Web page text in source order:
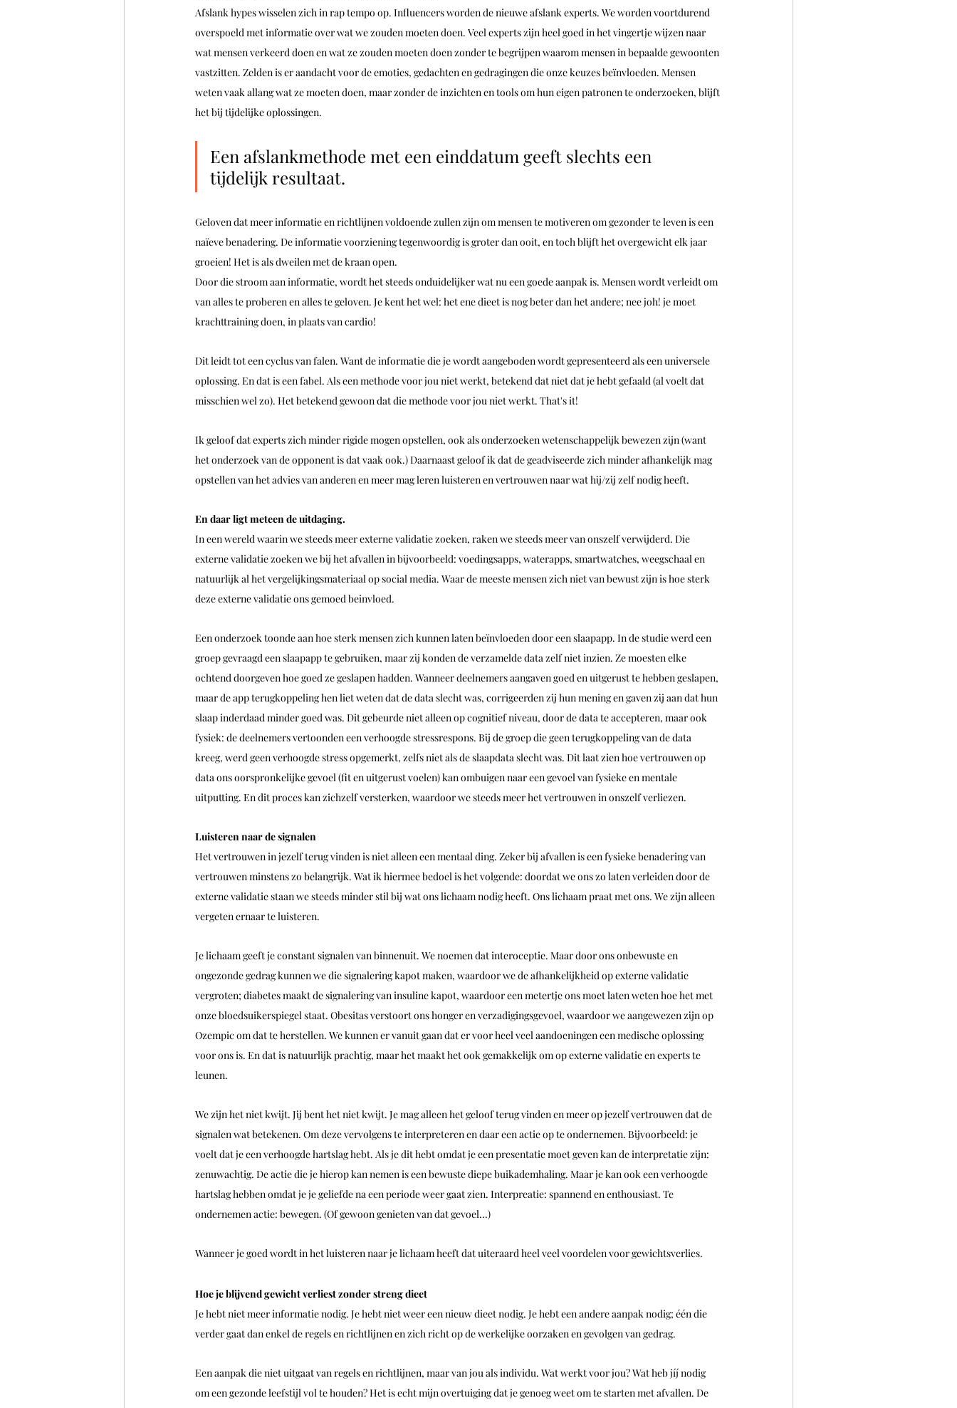
Afslank hypes wisselen zich in rap tempo op. Influencers worden de nieuwe afslank experts. We worden voortdurend
overspoeld met informatie over wat we zouden moeten doen. Veel experts zijn heel goed in het vingertje wijzen naar
wat mensen verkeerd doen en wat ze zouden moeten doen zonder te begrijpen waarom mensen in bepaalde gewoonten
vastzitten. Zelden is er aandacht voor de emoties, gedachten en gedragingen die onze keuzes beïnvloeden. Mensen
weten vaak allang wat ze moeten doen, maar zonder de inzichten en tools om hun eigen patronen te onderzoeken, blijft
het bij tijdelijke oplossingen.
Een afslankmethode met een einddatum geeft slechts een
tijdelijk resultaat.
Geloven dat meer informatie en richtlijnen voldoende zullen zijn om mensen te motiveren om gezonder te leven is een
naïeve benadering. De informatie voorziening tegenwoordig is groter dan ooit, en toch blijft het overgewicht elk jaar
groeien! Het is als dweilen met de kraan open.
Door die stroom aan informatie, wordt het steeds onduidelijker wat nu een goede aanpak is. Mensen wordt verleidt om
van alles te proberen en alles te geloven. Je kent het wel: het ene dieet is nog beter dan het andere; nee joh! je moet
krachttraining doen, in plaats van cardio!
Dit leidt tot een cyclus van falen. Want de informatie die je wordt aangeboden wordt gepresenteerd als een universele
oplossing. En dat is een fabel. Als een methode voor jou niet werkt, betekend dat niet dat je hebt gefaald (al voelt dat
misschien wel zo). Het betekend gewoon dat die methode voor jou niet werkt. That's it!
Ik geloof dat experts zich minder rigide mogen opstellen, ook als onderzoeken wetenschappelijk bewezen zijn (want
het onderzoek van de opponent is dat vaak ook.) Daarnaast geloof ik dat de geadviseerde zich minder afhankelijk mag
opstellen van het advies van anderen en meer mag leren luisteren en vertrouwen naar wat hij/zij zelf nodig heeft.
En daar ligt meteen de uitdaging.
In een wereld waarin we steeds meer externe validatie zoeken, raken we steeds meer van onszelf verwijderd. Die
externe validatie zoeken we bij het afvallen in bijvoorbeeld: voedingsapps, waterapps, smartwatches, weegschaal en
natuurlijk al het vergelijkingsmateriaal op social media. Waar de meeste mensen zich niet van bewust zijn is hoe sterk
deze externe validatie ons gemoed beinvloed.
Een onderzoek toonde aan hoe sterk mensen zich kunnen laten beïnvloeden door een slaapapp. In de studie werd een
groep gevraagd een slaapapp te gebruiken, maar zij konden de verzamelde data zelf niet inzien. Ze moesten elke
ochtend doorgeven hoe goed ze geslapen hadden. Wanneer deelnemers aangaven goed en uitgerust te hebben geslapen,
maar de app terugkoppeling hen liet weten dat de data slecht was, corrigeerden zij hun mening en gaven zij aan dat hun
slaap inderdaad minder goed was. Dit gebeurde niet alleen op cognitief niveau, door de data te accepteren, maar ook
fysiek: de deelnemers vertoonden een verhoogde stressrespons. Bij de groep die geen terugkoppeling van de data
kreeg, werd geen verhoogde stress opgemerkt, zelfs niet als de slaapdata slecht was. Dit laat zien hoe vertrouwen op
data ons oorspronkelijke gevoel (fit en uitgerust voelen) kan ombuigen naar een gevoel van fysieke en mentale
uitputting. En dit proces kan zichzelf versterken, waardoor we steeds meer het vertrouwen in onszelf verliezen.
Luisteren naar de signalen
Het vertrouwen in jezelf terug vinden is niet alleen een mentaal ding. Zeker bij afvallen is een fysieke benadering van
vertrouwen minstens zo belangrijk. Wat ik hiermee bedoel is het volgende: doordat we ons zo laten verleiden door de
externe validatie staan we steeds minder stil bij wat ons lichaam nodig heeft. Ons lichaam praat met ons. We zijn alleen
vergeten ernaar te luisteren.
Je lichaam geeft je constant signalen van binnenuit. We noemen dat interoceptie. Maar door ons onbewuste en
ongezonde gedrag kunnen we die signalering kapot maken, waardoor we de afhankelijkheid op externe validatie
vergroten; diabetes maakt de signalering van insuline kapot, waardoor een metertje ons moet laten weten hoe het met
onze bloedsuikerspiegel staat. Obesitas verstoort ons honger en verzadigingsgevoel, waardoor we aangewezen zijn op
Ozempic om dat te herstellen. We kunnen er vanuit gaan dat er voor heel veel aandoeningen een medische oplossing
voor ons is. En dat is natuurlijk prachtig, maar het maakt het ook gemakkelijk om op externe validatie en experts te
leunen.
We zijn het niet kwijt. Jij bent het niet kwijt. Je mag alleen het geloof terug vinden en meer op jezelf vertrouwen dat de
signalen wat betekenen. Om deze vervolgens te interpreteren en daar een actie op te ondernemen. Bijvoorbeeld: je
voelt dat je een verhoogde hartslag hebt. Als je dit hebt omdat je een presentatie moet geven kan de interpretatie zijn:
zenuwachtig. De actie die je hierop kan nemen is een bewuste diepe buikademhaling. Maar je kan ook een verhoogde
hartslag hebben omdat je je geliefde na een periode weer gaat zien. Interpreatie: spannend en enthousiast. Te
ondernemen actie: bewegen. (Of gewoon genieten van dat gevoel...)
Wanneer je goed wordt in het luisteren naar je lichaam heeft dat uiteraard heel veel voordelen voor gewichtsverlies.
Hoe je blijvend gewicht verliest zonder streng dieet
Je hebt niet meer informatie nodig. Je hebt niet weer een nieuw dieet nodig. Je hebt een andere aanpak nodig; één die
verder gaat dan enkel de regels en richtlijnen en zich richt op de werkelijke oorzaken en gevolgen van gedrag.
Een aanpak die niet uitgaat van regels en richtlijnen, maar van jou als individu. Wat werkt voor jou? Wat heb jíj nodig
om een gezonde leefstijl vol te houden? Het is echt mijn overtuiging dat je genoeg weet om te starten met afvallen. De